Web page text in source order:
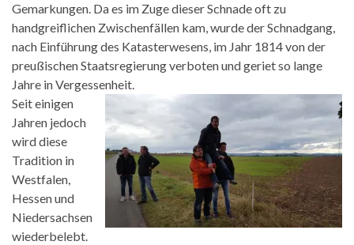
Gemarkungen. Da es im Zuge dieser Schnade oft zu
handgreiflichen Zwischenfällen kam, wurde der Schnadgang,
nach Einführung des Katasterwesens, im Jahr 1814 von der
preußischen Staatsregierung verboten und geriet so lange
Jahre in Vergessenheit.
Seit einigen
Jahren jedoch
wird diese
Tradition in
Westfalen,
Hessen und
Niedersachsen
wiederbelebt.